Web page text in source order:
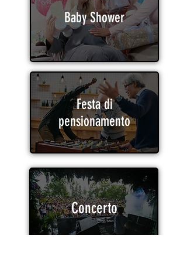
Baby Shower
Festa di
pensionamento
Concerto